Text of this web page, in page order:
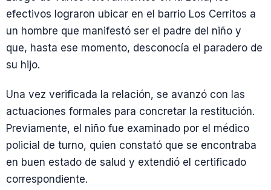
efectivos lograron ubicar en el barrio Los Cerritos a
un hombre que manifestó ser el padre del niño y
que, hasta ese momento, desconocía el paradero de
su hijo.
Una vez verificada la relación, se avanzó con las
actuaciones formales para concretar la restitución.
Previamente, el niño fue examinado por el médico
policial de turno, quien constató que se encontraba
en buen estado de salud y extendió el certificado
correspondiente.